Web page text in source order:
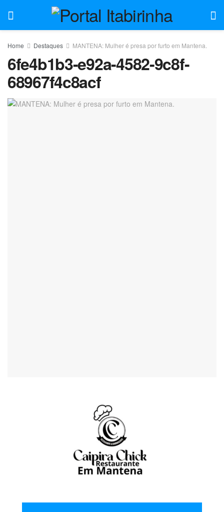
Home Destaques MANTENA: Mulher é presa por furto em Mantena.
6fe4b1b3-e92a-4582-9c8f-
68967f4c8acf